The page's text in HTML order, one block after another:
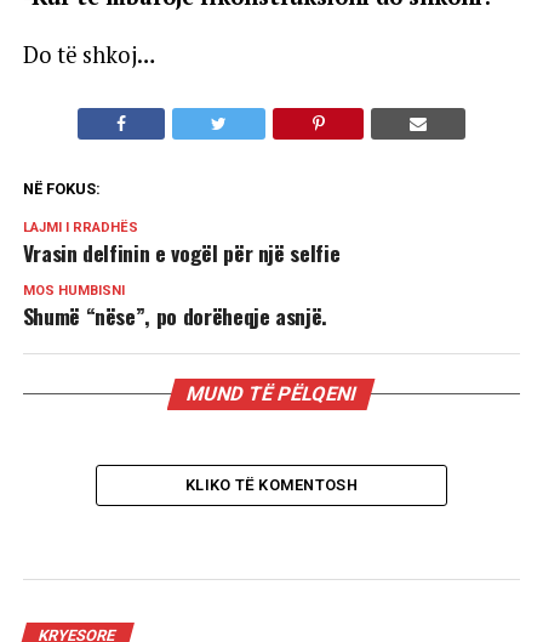
Do të shkoj…
NË FOKUS:
LAJMI I RRADHËS
Vrasin delfinin e vogël për një selfie
MOS HUMBISNI
Shumë “nëse”, po dorëheqje asnjë.
MUND TË PËLQENI
KLIKO TË KOMENTOSH
KRYESORE